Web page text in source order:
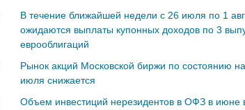
В течение ближайшей недели с 26 июля по 1
ожидаются выплаты купонных доходов по 3
еврооблигаций
Рынок акций Московской биржи по состоянию
июля снижается
Объем инвестиций нерезидентов в ОФЗ в июне